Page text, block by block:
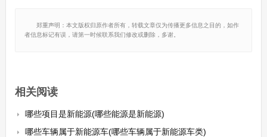
郑重声明：本文版权归原作者所有，转载文章仅为传播更多信息之目的，如作
者信息标记有误，请第一时候联系我们修改或删除，多谢。
相关阅读
哪些项目是新能源(哪些能源是新能源)
哪些车辆属于新能源车(哪些车辆属于新能源车类)